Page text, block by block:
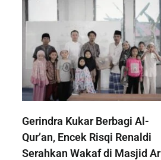
Gerindra Kukar Berbagi Al-
Qur’an, Encek Risqi Renaldi
Serahkan Wakaf di Masjid Ar